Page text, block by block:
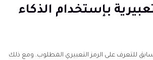
بإستخدام الذكاء
للتعرف على الرمز التعبيري المطلوب. ومع ذلك